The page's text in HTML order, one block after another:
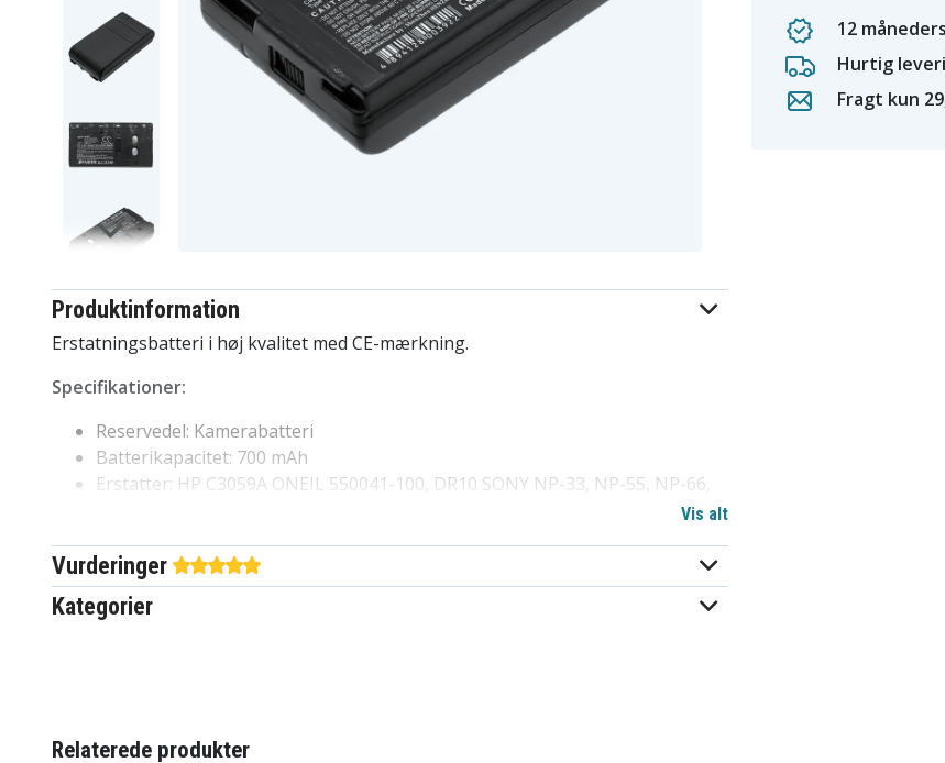
12
Hurtig
Fragt kun
Produktinformation
Erstatningsbatteri i høj kvalitet med CE-mærkning.
Specifikationer:
Reservedel: Kamerabatteri
Batterikapacitet: 700 mAh
Erstatter: HP C3059A ONEIL 550041-100, DR10 SONY NP-33, NP-55, NP-66,
PVC500E, PVM2, PVM4, PVMS8, PVSC20, PVSC40 Beaulieu 8008, 8008PROHI,
8009PROFI, 8010PROFI, BV8 BLAUPUNKT AX120, AX240, AX3120, AX77, AX85,
AX88, AX90, CC684, CC695, CC824, CC825, CC834, CC835, CC844, CC856,
CCR890H, CCR9004, CR4300, CR4400, CR4500, CR4700, CR550, CR5500,
Vis alt
Vurderinger
Kategorier
Relaterede produkter